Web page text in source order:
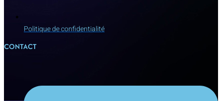
Politique de confidentialité
CONTACT